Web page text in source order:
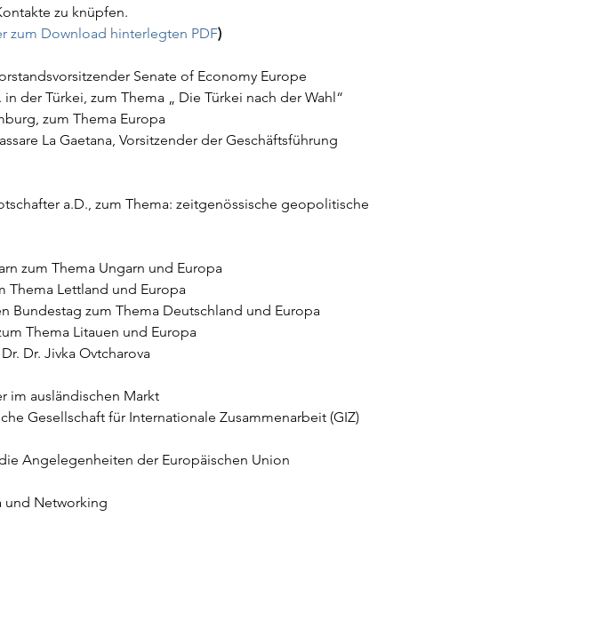
zu knüpfen.
zum Download hinterlegten PDF)
Senate of Economy Europe
der Türkei, zum Thema „ Die Türkei nach der Wahl“
zum Thema Europa
La Gaetana, Vorsitzender der Geschäftsführung
a.D., zum Thema: zeitgenössische geopolitische
zum Thema Ungarn und Europa
Thema Lettland und Europa
Bundestag zum Thema Deutschland und Europa
Thema Litauen und Europa
Dr. Jivka Ovtcharova
im ausländischen Markt
Gesellschaft für Internationale Zusammenarbeit (GIZ)
Angelegenheiten der Europäischen Union
und Networking